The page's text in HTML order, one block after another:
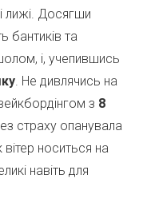
лижі. Досягши
бантиків та
і, учепившись
. Не дивлячись на
з 8
страху опанувала
носиться на
навіть для